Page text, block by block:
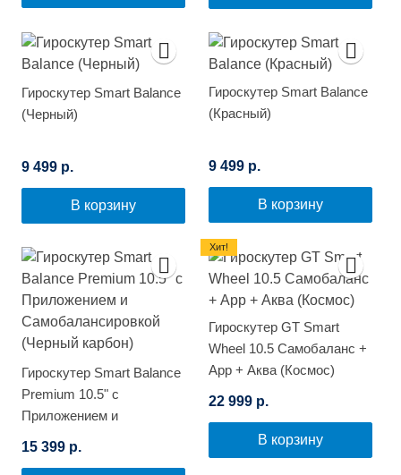
Гироскутер Smart Balance
(Черный)
9 499 р.
В корзину
Гироскутер Smart Balance
(Красный)
9 499 р.
В корзину
Гироскутер Smart Balance
Premium 10.5" с
Приложением и
(Черный карбон)
15 399 р.
Гироскутер GT Smart
Wheel 10.5 Самобаланс +
App + Аква (Космос)
22 999 р.
В корзину
Хит!